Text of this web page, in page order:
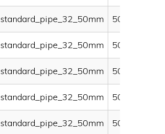
standard_pipe_32_50mm 50000
standard_pipe_32_50mm 50000
standard_pipe_32_50mm 50000
standard_pipe_32_50mm 50000
standard_pipe_32_50mm 50000